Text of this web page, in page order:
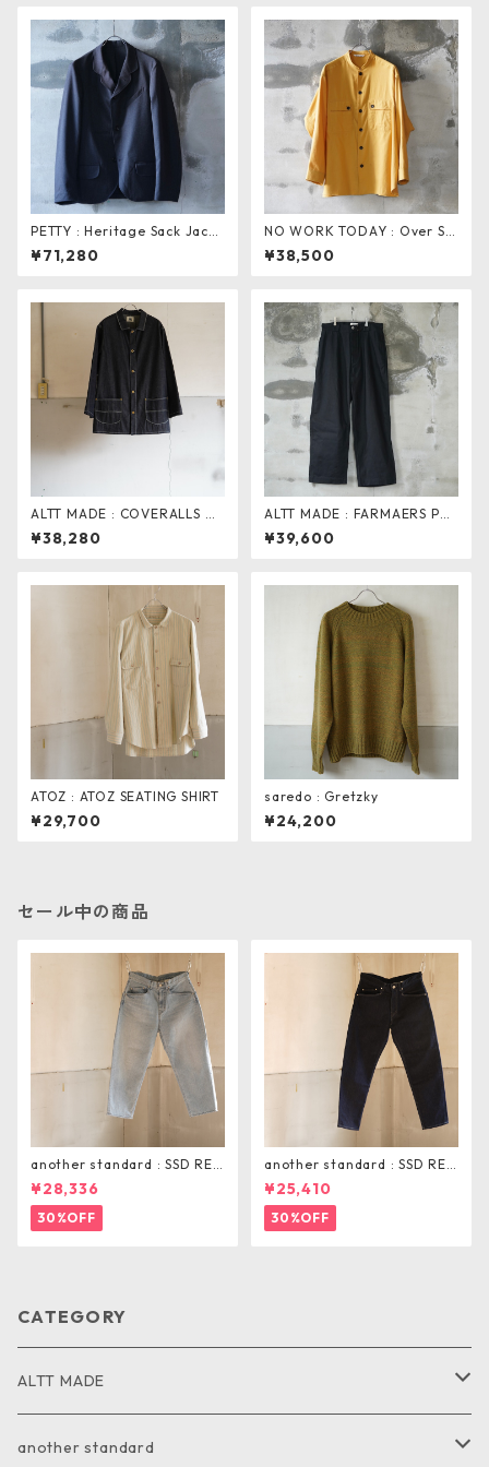
PETTY : Heritage Sack Jacke
t¥71,280
NO WORK TODAY : Over Shi
rt
¥38,500
ALTT MADE : COVERALLS DE
NIM
¥38,280
ALTT MADE : FARMAERS PAN
TS . black herringbone
¥39,600
ATOZ : ATOZ SEATING SHIRT
¥29,700
saredo : Gretzky
¥24,200
セール中の商品
another standard : SSD REL
AX TAPERD PANTS
¥28,336
30%OFF
another standard : SSD REG
ULAR TAPERED PANTS
¥25,410
30%OFF
CATEGORY
ALTT MADE
JACKET
another standard